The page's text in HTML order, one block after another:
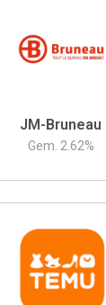
JM-Bruneau
Gem. 2.62%